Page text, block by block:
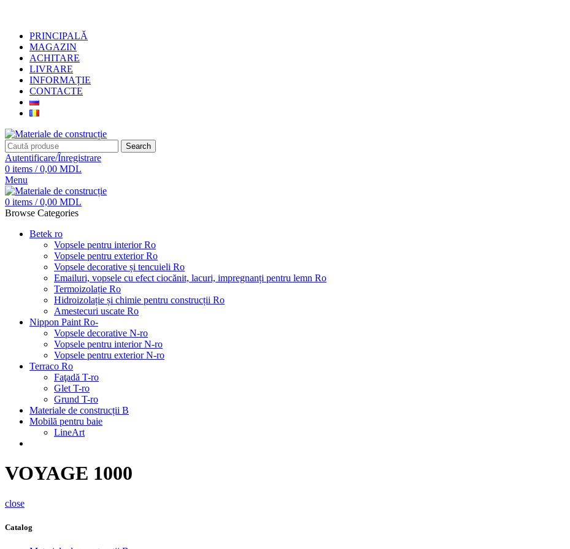
PRINCIPALĂ
MAGAZIN
ACHITARE
LIVRARE
INFORMAȚIE
CONTACTE
Search
Autentificare/Înregistrare
0 items / 0,00 MDL
Menu
0 items / 0,00 MDL
Browse Categories
Betek ro
Vopsele pentru interior Ro
Vopsele pentru exterior Ro
Vopsele decorative și tencuieli Ro
Emailuri, vopsele cu efect ciocănit, lacuri, impregnanți pentru lemn Ro
Termoizolație Ro
Hidroizolație și chimie pentru construcții Ro
Amestecuri uscate Ro
Nippon Paint Ro-
Vopsele decorative N-ro
Vopsele pentru interior N-ro
Vopsele pentru exterior N-ro
Terraco Ro
Faţadă T-ro
Glet T-ro
Grund T-ro
Materiale de construcții B
Mobilă pentru baie
LineArt
VOYAGE 1000
close
Catalog